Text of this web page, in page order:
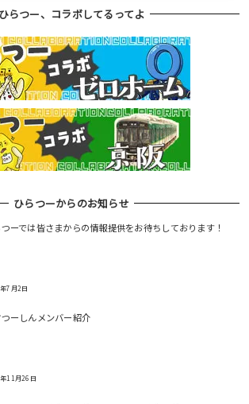
ひらつー、コラボしてるってよ
ひらつーからのお知らせ
ーでは皆さまからの情報提供をお待ちしております！
7月2日
ーしんメンバー紹介
11月26日